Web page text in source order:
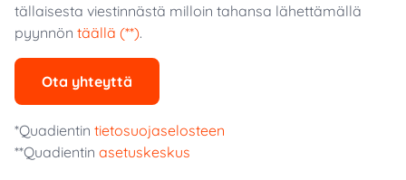
tällaisesta viestinnästä milloin tahansa lähettämällä
pyynnön täällä (**).
Ota yhteyttä
*Quadientin tietosuojaselosteen
**Quadientin asetuskeskus